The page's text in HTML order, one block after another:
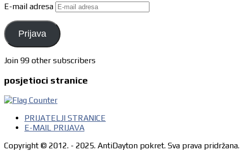
E-mail adresa
Prijava
Join 99 other subscribers
posjetioci stranice
PRIJATELJI STRANICE
E-MAIL PRIJAVA
Copyright © 2012. - 2025. AntiDayton pokret. Sva prava pridržana.